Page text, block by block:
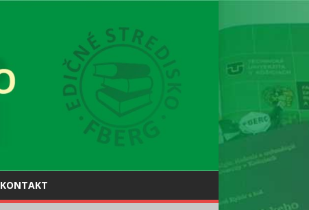
KONTAKT